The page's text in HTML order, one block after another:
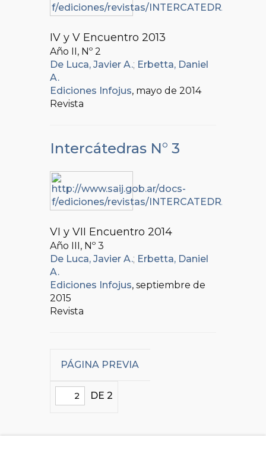
IV y V Encuentro 2013
Año II, Nº 2
De Luca, Javier A.; Erbetta, Daniel
A.
Ediciones Infojus, mayo de 2014
Revista
Intercátedras N° 3
VI y VII Encuentro 2014
Año III, Nº 3
De Luca, Javier A.; Erbetta, Daniel
A.
Ediciones Infojus, septiembre de
2015
Revista
PÁGINA PREVIA
DE 2